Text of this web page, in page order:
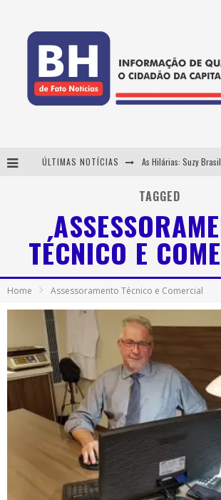
ÚLTIMAS NOTÍCIAS
TAGGED
TÉCNICO E
Home Assessoramento Técnico e Comercial